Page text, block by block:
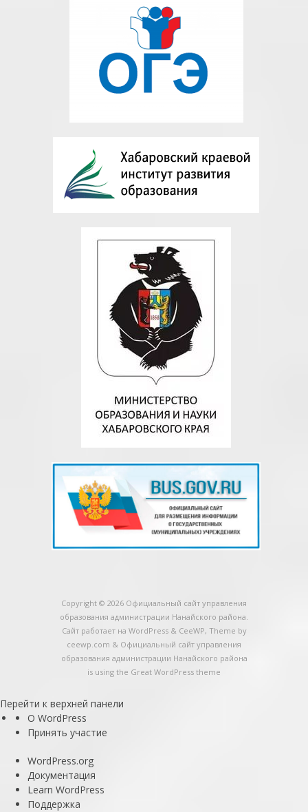
Copyright © 2026 Официальный сайт управления
образования администрации Нанайского района.
Сайт работает на WordPress& CeeWP, Theme by
ceewp.com & Официальный сайт управления
образования администрации Нанайского района
is using the Great WordPress theme
Перейти к верхней панели
О
WordPress
О WordPress
Принять участие
WordPress.org
Документация
Learn WordPress
Поддержка